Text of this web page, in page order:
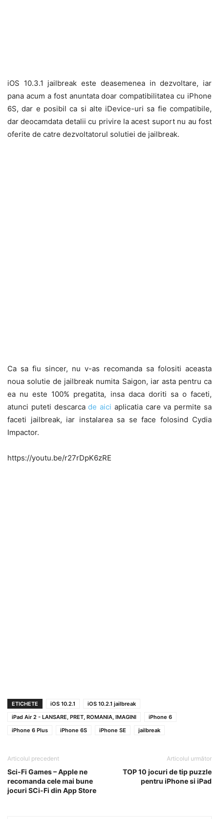
iOS 10.3.1 jailbreak este deasemenea in dezvoltare, iar
pana acum a fost anuntata doar compatibilitatea cu iPhone
6S, dar e posibil ca si alte iDevice-uri sa fie compatibile,
dar deocamdata detalii cu privire la acest suport nu au fost
oferite de catre dezvoltatorul solutiei de jailbreak.
Ca sa fiu sincer, nu v-as recomanda sa folositi aceasta
noua solutie de jailbreak numita Saigon, iar asta pentru ca
ea nu este 100% pregatita, insa daca doriti sa o faceti,
atunci puteti descarcade aici aplicatia care va permite sa
faceti jailbreak, iar instalarea sa se face folosind Cydia
Impactor.
https://youtu.be/r27rDpK6zRE
ETICHETE iOS 10.2.1
iOS 10.2.1 jailbreak
iPad Air 2 - LANSARE, PRET, ROMANIA, IMAGINI
iPhone 6
iPhone 6 Plus
iPhone 6S iPhone SE jailbreak
Articolul precedent
Sci-Fi Games – Apple ne
recomanda cele mai bune
jocuri SCi-Fi din App Store
Articolul următor
TOP 10 jocuri de tip puzzle
pentru iPhone si iPad